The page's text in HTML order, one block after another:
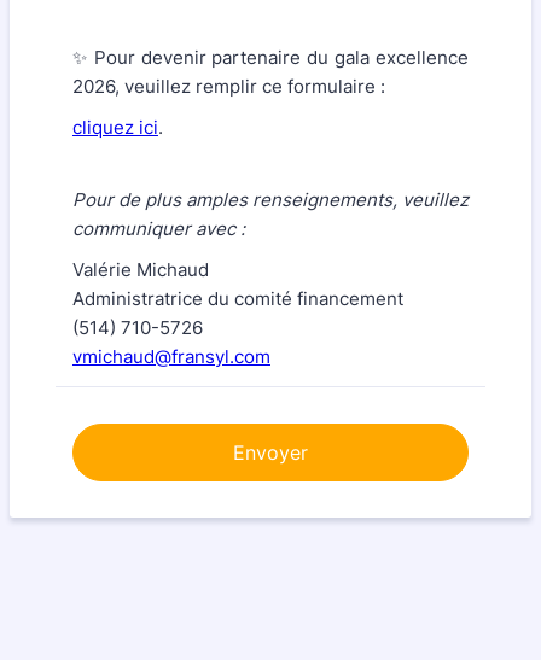
✨ Pour devenir partenaire du gala excellence
2026, veuillez remplir ce formulaire :
cliquez ici.
Pour de plus amples renseignements, veuillez
communiquer avec :
Valérie Michaud
Administratrice du comité financement
(514) 710-5726
vmichaud@fransyl.com
Envoyer